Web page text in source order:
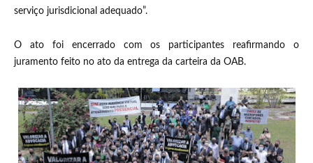
serviço jurisdicional adequado”.
O ato foi encerrado com os participantes reafirmando o
juramento feito no ato da entrega da carteira da OAB.